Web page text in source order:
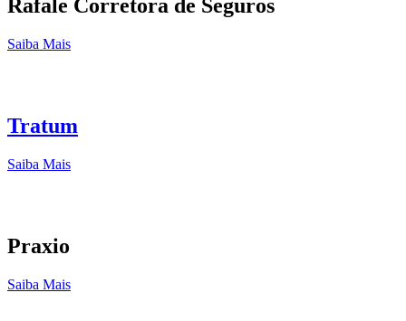
Rafale Corretora de Seguros
Saiba Mais
Tratum
Saiba Mais
Praxio
Saiba Mais